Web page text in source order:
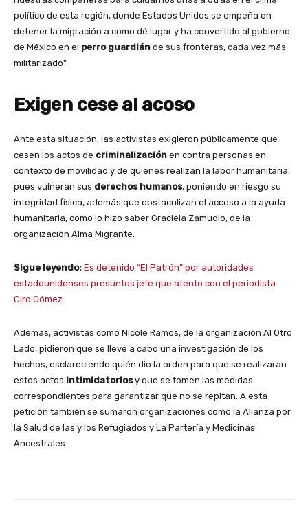
político de esta región, donde Estados Unidos se empeña en
detener la migración a como dé lugar y ha convertido al gobierno
de México en el perro guardián de sus fronteras, cada vez más
militarizado”.
Exigen cese al acoso
Ante esta situación, las activistas exigieron públicamente que
cesen los actos de criminalización en contra personas en
contexto de movilidad y de quienes realizan la labor humanitaria,
pues vulneran sus derechos humanos, poniendo en riesgo su
integridad física, además que obstaculizan el acceso a la ayuda
humanitaria, como lo hizo saber Graciela Zamudio, de la
organización Alma Migrante.
Sigue leyendo: Es detenido “El Patrón” por autoridades
estadounidenses presuntos jefe que atento con el periodista
Ciro Gómez
Además, activistas como Nicole Ramos, de la organización Al Otro
Lado, pidieron que se lleve a cabo una investigación de los
hechos, esclareciendo quién dio la orden para que se realizaran
estos actos intimidatoriosy que se tomen las medidas
correspondientes para garantizar que no se repitan. A esta
petición también se sumaron organizaciones como la Alianza por
la Salud de las y los Refugiados y La Partería y Medicinas
Ancestrales.